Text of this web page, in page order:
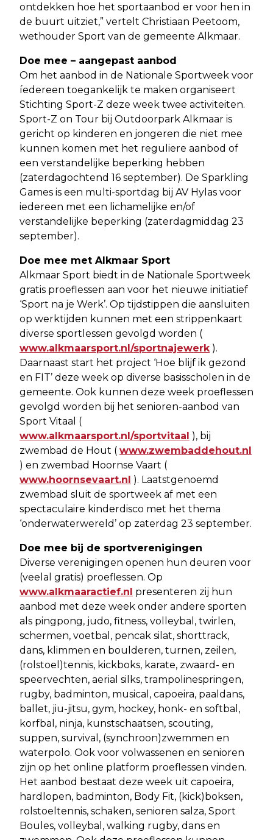
ontdekken hoe het sportaanbod er voor hen in
de buurt uitziet,” vertelt Christiaan Peetoom,
wethouder Sport van de gemeente Alkmaar.
Doe mee – aangepast aanbod
Om het aanbod in de Nationale Sportweek voor
íedereen toegankelijk te maken organiseert
Stichting Sport-Z deze week twee activiteiten.
Sport-Z on Tour bij Outdoorpark Alkmaar is
gericht op kinderen en jongeren die niet mee
kunnen komen met het reguliere aanbod of
een verstandelijke beperking hebben
(zaterdagochtend 16 september). De Sparkling
Games is een multi-sportdag bij AV Hylas voor
iedereen met een lichamelijke en/of
verstandelijke beperking (zaterdagmiddag 23
september).
Doe mee met Alkmaar Sport
Alkmaar Sport biedt in de Nationale Sportweek
gratis proeflessen aan voor het nieuwe initiatief
‘Sport na je Werk’. Op tijdstippen die aansluiten
op werktijden kunnen met een strippenkaart
diverse sportlessen gevolgd worden (
www.alkmaarsport.nl/sportnajewerk ).
Daarnaast start het project ‘Hoe blijf ik gezond
en FIT’ deze week op diverse basisscholen in de
gemeente. Ook kunnen deze week proeflessen
gevolgd worden bij het senioren-aanbod van
Sport Vitaal (
www.alkmaarsport.nl/sportvitaal ), bij
zwembad de Hout ( www.zwembaddehout.nl
) en zwembad Hoornse Vaart (
www.hoornsevaart.nl ). Laatstgenoemd
zwembad sluit de sportweek af met een
spectaculaire kinderdisco met het thema
‘onderwaterwereld’ op zaterdag 23 september.
Doe mee bij de sportverenigingen
Diverse verenigingen openen hun deuren voor
(veelal gratis) proeflessen. Op
www.alkmaaractief.nl presenteren zij hun
aanbod met deze week onder andere sporten
als pingpong, judo, fitness, volleybal, twirlen,
schermen, voetbal, pencak silat, shorttrack,
dans, klimmen en boulderen, turnen, zeilen,
(rolstoel)tennis, kickboks, karate, zwaard- en
speervechten, aerial silks, trampolinespringen,
rugby, badminton, musical, capoeira, paaldans,
ballet, jiu-jitsu, gym, hockey, honk- en softbal,
korfbal, ninja, kunstschaatsen, scouting,
suppen, survival, (synchroon)zwemmen en
waterpolo. Ook voor volwassenen en senioren
zijn op het online platform proeflessen vinden.
Het aanbod bestaat deze week uit capoeira,
hardlopen, badminton, Body Fit, (kick)boksen,
rolstoeltennis, schaken, senioren salza, Sport
Boules, volleybal, walking rugby, dans en